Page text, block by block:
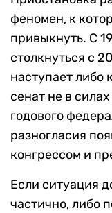
феномен, к
привыкнуть. С
столкнуться с
наступает либо
сенат не в
годового
разногласия
конгрессом и
Если ситуация
частично, либо